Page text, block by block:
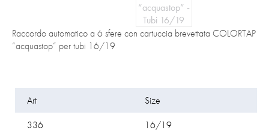
Raccordo automatico a 6 sfere con cartuccia brevettata COLORTAP
“acquastop” per tubi 16/19
Art Size
336
16/19